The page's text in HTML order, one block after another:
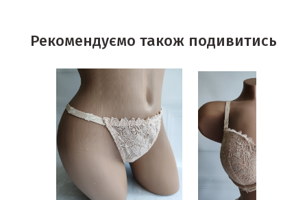
Рекомендуємо також подивитись